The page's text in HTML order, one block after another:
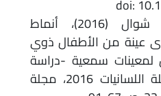
doi:
فرات كمال، نصيرة شوال (2016)، أنماط
عينة من الأطفال ذوي
سمعية -دراسة
صوتية فيزيائية – مجلة اللسانيات 2016، مجلة